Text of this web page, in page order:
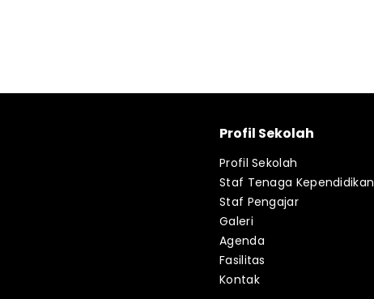
Profil Sekolah
Profil Sekolah
Staf Tenaga Kependidikan
Staf Pengajar
Galeri
Agenda
Fasilitas
Kontak